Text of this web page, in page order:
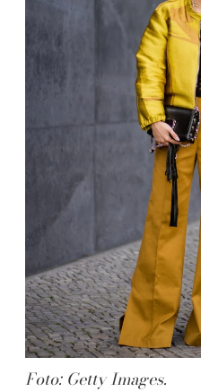
Foto: Getty Images.